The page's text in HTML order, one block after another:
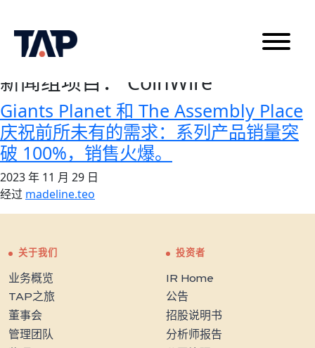
新闻组项目： CoinWire
Giants Planet 和 The Assembly Place
庆祝前所未有的需求：系列产品销量突
破 100%，销售火爆。
2023 年 11 月 29 日
经过 madeline.teo
关于我们
业务概览
TAP之旅
董事会
管理团队
投资者
IR Home
公告
招股说明书
分析师报告